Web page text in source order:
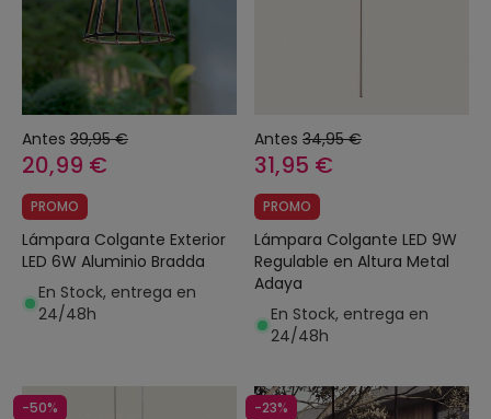
Antes 39,95 €
20,99 €
PROMO
Lámpara Colgante Exterior
LED 6W Aluminio Bradda
En Stock, entrega en
24/48h
Antes 34,95 €
31,95 €
PROMO
Lámpara Colgante LED 9W
Regulable en Altura Metal
Adaya
En Stock, entrega en
24/48h
-50% -23%